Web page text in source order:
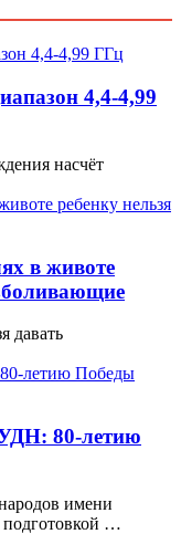
4,4-4,99
насчёт
в животе
давать
80-летию
имени
подготовкой …